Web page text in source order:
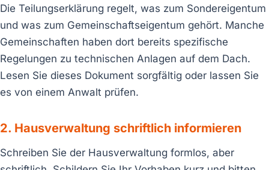
Die Teilungserklärung regelt, was zum Sondereigentum
und was zum Gemeinschaftseigentum gehört. Manche
Gemeinschaften haben dort bereits spezifische
Regelungen zu technischen Anlagen auf dem Dach.
Lesen Sie dieses Dokument sorgfältig oder lassen Sie
es von einem Anwalt prüfen.
2. Hausverwaltung schriftlich informieren
Schreiben Sie der Hausverwaltung formlos, aber